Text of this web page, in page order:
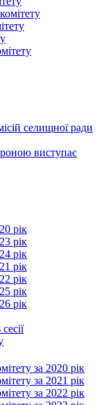
селищної ради
виступає
рік
рік
рік
рік
рік
рік
рік
за 2020 рік
за 2021 рік
за 2022 рік